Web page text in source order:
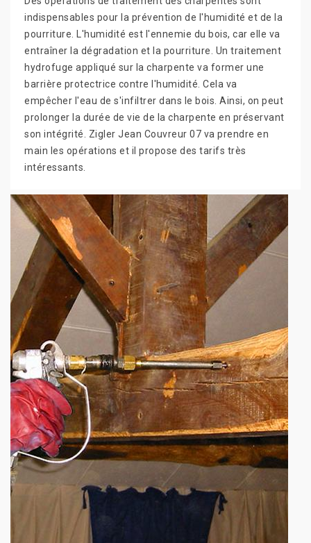
indispensables pour la prévention de l'humidité et de la
pourriture. L'humidité est l'ennemie du bois, car elle va
entraîner la dégradation et la pourriture. Un traitement
hydrofuge appliqué sur la charpente va former une
barrière protectrice contre l'humidité. Cela va
empêcher l'eau de s'infiltrer dans le bois. Ainsi, on peut
prolonger la durée de vie de la charpente en préservant
son intégrité. Zigler Jean Couvreur 07 va prendre en
main les opérations et il propose des tarifs très
intéressants.